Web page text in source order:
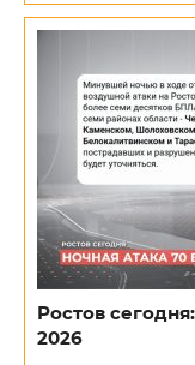
Ростов
2026